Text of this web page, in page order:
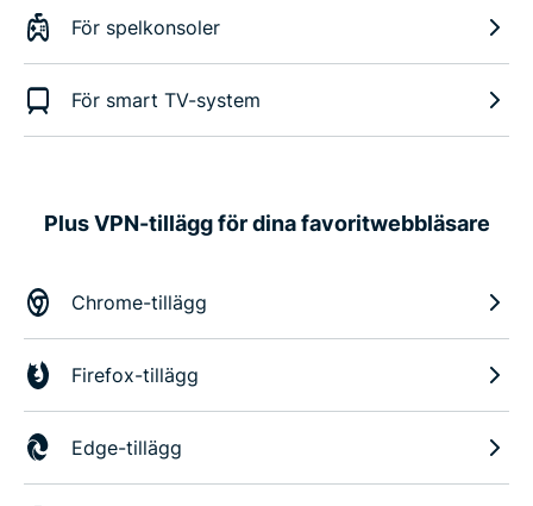
För spelkonsoler
För smart TV-system
Plus VPN-tillägg för dina favoritwebbläsare
Chrome-tillägg
Firefox-tillägg
Edge-tillägg